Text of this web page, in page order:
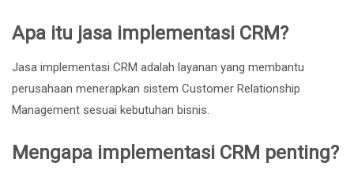
Apa itu jasa implementasi CRM?
Jasa implementasi CRM adalah layanan yang membantu
perusahaan menerapkan sistem Customer Relationship
Management sesuai kebutuhan bisnis.
Mengapa implementasi CRM penting?